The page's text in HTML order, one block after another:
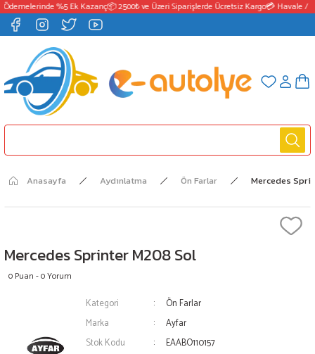
%5 Ek Kazanç📦 2500₺ ve Üzeri Siparişlerde Ücretsiz Kargo💳 Havale /
Anasayfa Aydınlatma Ön Farlar Mercedes
Mercedes Sprinter M208 Sol
0 Puan - 0 Yorum
Kategori
Ön Farlar
Marka
Ayfar
Stok Kodu
EAABO110157